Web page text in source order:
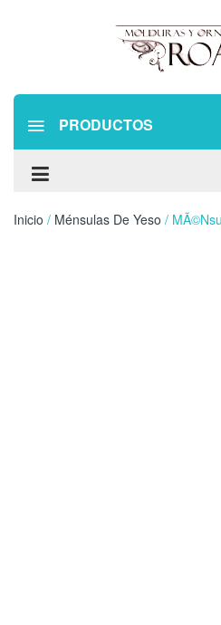
PRODUCTOS
Inicio / Ménsulas De Yeso /